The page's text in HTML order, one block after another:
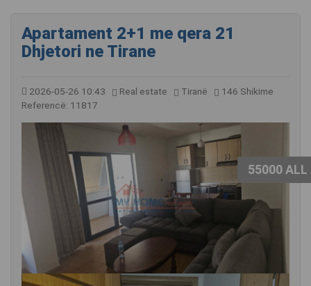
Apartament 2+1 me qera 21
Dhjetori ne Tirane
2026-05-26 10:43 Real estate Tiranë
146 Shikime
Referencë: 11817
55000 ALL